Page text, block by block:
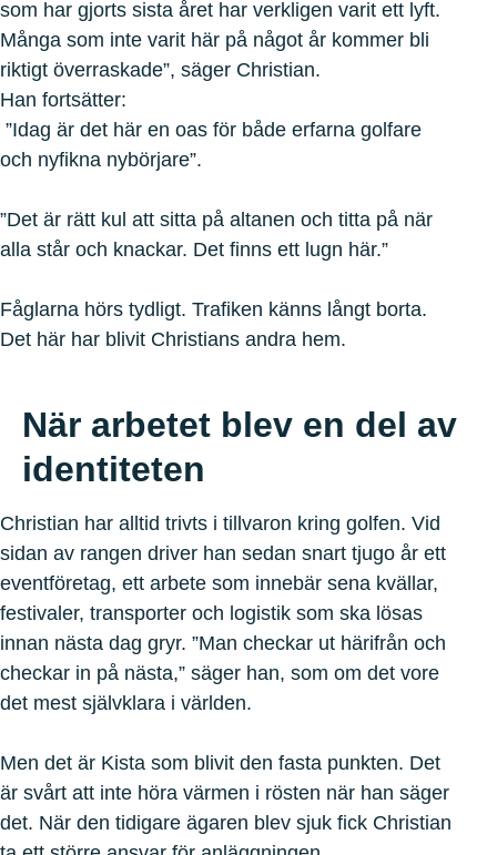
som har gjorts sista året har verkligen varit ett lyft.
Många som inte varit här på något år kommer bli
riktigt överraskade”, säger Christian.
Han fortsätter:
”Idag är det här en oas för både erfarna golfare
och nyfikna nybörjare”.
”Det är rätt kul att sitta på altanen och titta på när
alla står och knackar. Det finns ett lugn här.”
Fåglarna hörs tydligt. Trafiken känns långt borta.
Det här har blivit Christians andra hem.
När arbetet blev en del av
identiteten
Christian har alltid trivts i tillvaron kring golfen. Vid
sidan av rangen driver han sedan snart tjugo år ett
eventföretag, ett arbete som innebär sena kvällar,
festivaler, transporter och logistik som ska lösas
innan nästa dag gryr. ”Man checkar ut härifrån och
checkar in på nästa,” säger han, som om det vore
det mest självklara i världen.
Men det är Kista som blivit den fasta punkten. Det
är svårt att inte höra värmen i rösten när han säger
det. När den tidigare ägaren blev sjuk fick Christian